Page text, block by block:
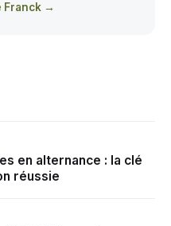
Franck →
en alternance : la clé
réussie